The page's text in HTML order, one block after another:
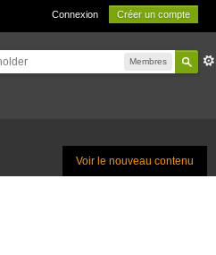
Connexion Créer un compte
Membres
Voir le nouveau contenu